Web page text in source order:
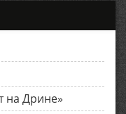
на Дрине»